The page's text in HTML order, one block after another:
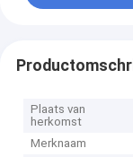
Plaats van
herkomst
Merknaam